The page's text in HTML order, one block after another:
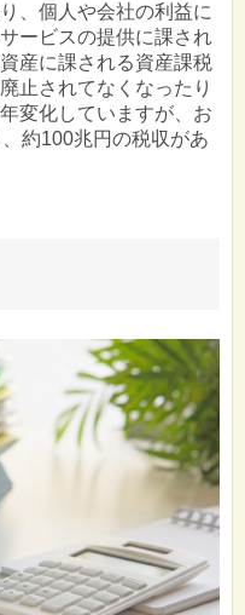
、個人や会社の利益に
ービスの提供に課され
産に課される資産課税
止されてなくなったり
変化していますが、お
約100兆円の税収があ